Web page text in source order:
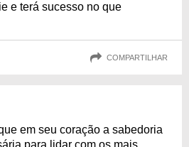
e terá sucesso no que
COMPARTILHAR
em seu coração a sabedoria